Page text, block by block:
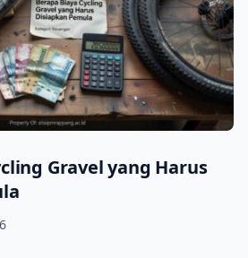
Gravel yang Harus